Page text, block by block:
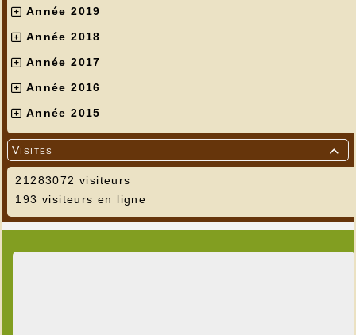
Année 2019
Année 2018
Année 2017
Année 2016
Année 2015

Visites
21283072 visiteurs
193 visiteurs en ligne